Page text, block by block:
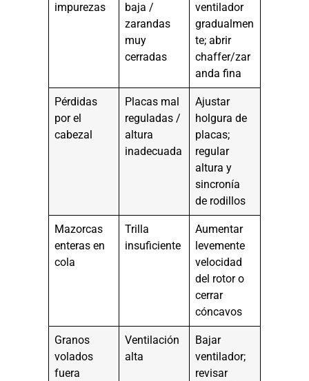
impurezas
baja /
zarandas
muy
cerradas
ventilador
gradualmen
te; abrir
chaffer/zar
anda fina
Pérdidas
por el
cabezal
Placas mal
reguladas /
altura
inadecuada
Ajustar
holgura de
placas;
regular
altura y
sincronía
de rodillos
Mazorcas
enteras en
cola
Trilla
insuficiente
Aumentar
levemente
velocidad
del rotor o
cerrar
cóncavos
Granos
volados
fuera
Ventilación
alta
Bajar
ventilador;
revisar